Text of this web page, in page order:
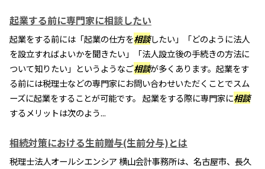
起業する前に専門家に相談したい
起業をする前には「起業の仕方を相談したい」「どのように法人
を設立すればよいかを聞きたい」「法人設立後の手続きの方法に
ついて知りたい」というようなご相談が多くあります。起業をす
る前には税理士などの専門家にお問い合わせいただくことでスム
ーズに起業をすることが可能です。 起業をする際に専門家に相談
するメリットは次のよう...
相続対策における生前贈与(生前分与)とは
税理士法人オールシエンシア 横山会計事務所は、名古屋市、長久